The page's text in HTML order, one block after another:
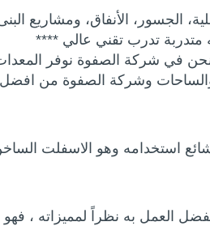
الأنفاق، ومشاريع البنى
متدربة تدرب تقني عالي ****
في شركة الصفوة نوفر
وشركة الصفوة من
استخدامه وهو الاسفلت
العمل به نظراً لمميزاته ، فهو